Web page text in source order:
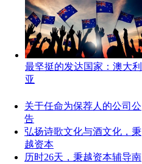
最坚挺的发达国家：澳大利
亚
关于任命为保荐人的公司公
告
弘扬诗歌文化与酒文化，秉
越资本
历时26天，秉越资本辅导南